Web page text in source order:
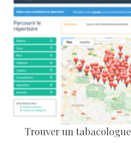
Trouver un tabacologue